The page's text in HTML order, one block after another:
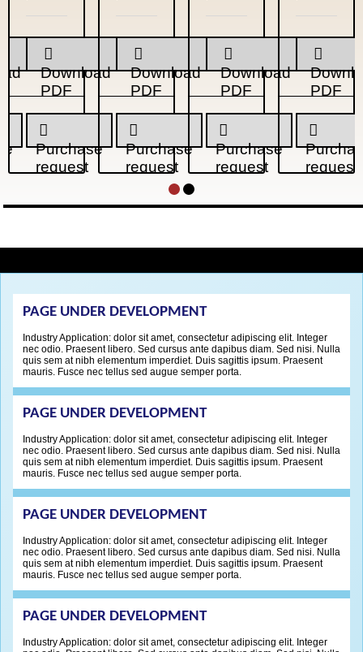
Download
PDF
Purchase
request
Download
PDF
Purchase
request
Download
PDF
Purchase
request
PDF
request
PAGE UNDER DEVELOPMENT
Industry Application: dolor sit amet, consectetur adipiscing elit. Integer
nec odio. Praesent libero. Sed cursus ante dapibus diam. Sed nisi. Nulla
quis sem at nibh elementum imperdiet. Duis sagittis ipsum. Praesent
mauris. Fusce nec tellus sed augue semper porta.
PAGE UNDER DEVELOPMENT
Industry Application: dolor sit amet, consectetur adipiscing elit. Integer
nec odio. Praesent libero. Sed cursus ante dapibus diam. Sed nisi. Nulla
quis sem at nibh elementum imperdiet. Duis sagittis ipsum. Praesent
mauris. Fusce nec tellus sed augue semper porta.
PAGE UNDER DEVELOPMENT
Industry Application: dolor sit amet, consectetur adipiscing elit. Integer
nec odio. Praesent libero. Sed cursus ante dapibus diam. Sed nisi. Nulla
quis sem at nibh elementum imperdiet. Duis sagittis ipsum. Praesent
mauris. Fusce nec tellus sed augue semper porta.
PAGE UNDER DEVELOPMENT
Industry Application: dolor sit amet, consectetur adipiscing elit. Integer